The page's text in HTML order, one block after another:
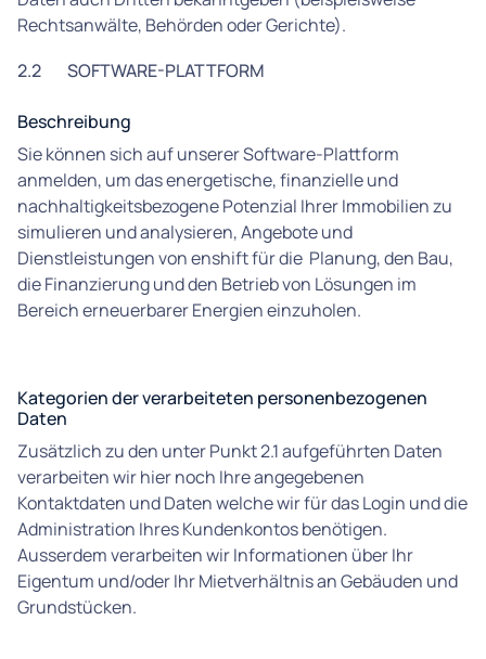
Rechtsanwälte, Behörden oder Gerichte).
2.2
SOFTWARE-PLATTFORM
Beschreibung
Sie können sich auf unserer Software-Plattform
anmelden, um das energetische, finanzielle und
nachhaltigkeitsbezogene Potenzial Ihrer Immobilien zu
simulieren und analysieren, Angebote und
Dienstleistungen von enshift für die Planung, den Bau,
die Finanzierung und den Betrieb von Lösungen im
Bereich erneuerbarer Energien einzuholen.
Kategorien der verarbeiteten personenbezogenen
Daten
Zusätzlich zu den unter Punkt 2.1 aufgeführten Daten
verarbeiten wir hier noch Ihre angegebenen
Kontaktdaten und Daten welche wir für das Login und die
Administration Ihres Kundenkontos benötigen.
Ausserdem verarbeiten wir Informationen über Ihr
Eigentum und/oder Ihr Mietverhältnis an Gebäuden und
Grundstücken.